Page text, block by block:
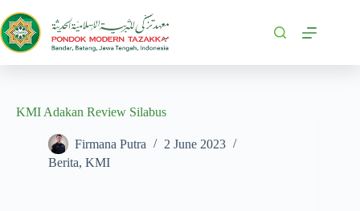
KMI Adakan Review Silabus
Firmana Putra
2 June 2023
Berita, KMI